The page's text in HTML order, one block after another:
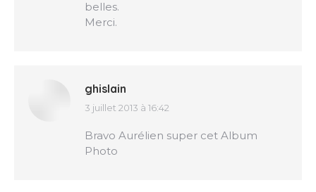
belles.
Merci.
ghislain
dit
3 juillet 2013 à 16:42
Bravo Aurélien super cet Album
Photo